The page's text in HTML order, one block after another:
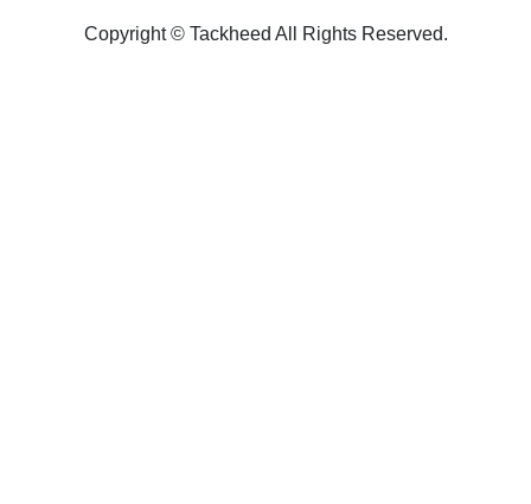
Copyright ©︎ Tackheed All Rights Reserved.